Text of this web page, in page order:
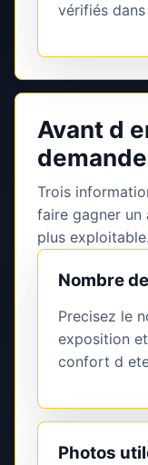
vérifiés
Avant d
Trois
faire gagner
plus exploitable.
Nombre
Precisez le
exposition
confort d
Photos